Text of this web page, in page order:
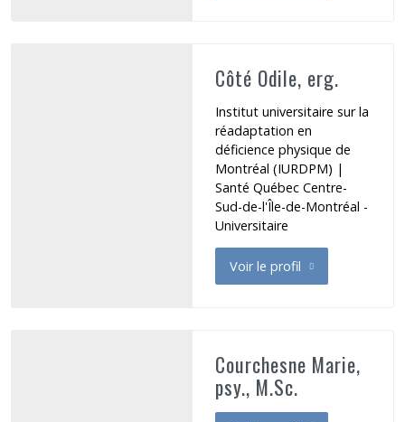
Côté Odile, erg.
Institut universitaire sur la
réadaptation en
déficience physique de
Montréal (IURDPM) |
Santé Québec Centre-
Sud-de-l'Île-de-Montréal -
Universitaire
Voir le profil
de Côté Odile
Courchesne Marie,
psy., M.Sc.